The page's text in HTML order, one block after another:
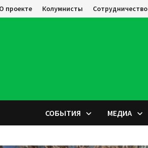
О проекте Колумнисты Сотрудничество
СОБЫТИЯ МЕДИА